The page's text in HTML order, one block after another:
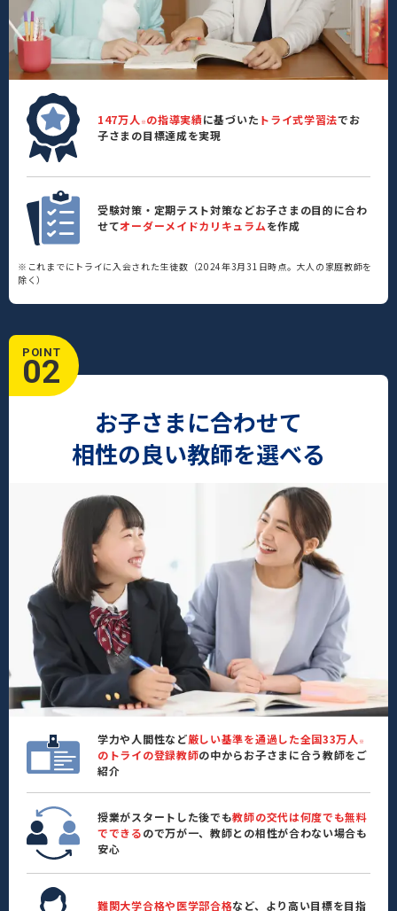
147万人 ※ の指導実績に基づいた トライ式学習法でお
子さまの目標達成を実現
受験対策・定期テスト対策などお子さまの目的に合わ
せてオーダーメイドカリキュラムを作成
※これまでにトライに入会された生徒数（2024年3月31日時点。大人の家庭教師を
除く）
POINT
02
お子さまに合わせて
相性の良い教師を選べる
学力や人間性など厳しい基準を通過した全国33万人 ※
のトライの登録教師の中からお子さまに合う教師をご
紹介
授業がスタートした後でも教師の交代は何度でも無料
でできるので万が一、教師との相性が合わない場合も
安心
難関大学合格や医学部合格など、より高い目標を目指